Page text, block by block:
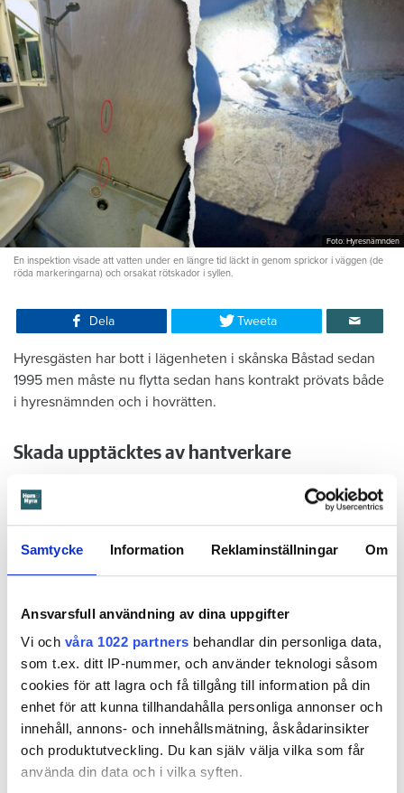
Samtycke Information Reklaminställningar Om
Ansvarsfull användning av dina uppgifter
Vi och våra 1022 partners behandlar din personliga data,
som t.ex. ditt IP-nummer, och använder teknologi såsom
cookies för att lagra och få tillgång till information på din
enhet för att kunna tillhandahålla personliga annonser och
innehåll, annons- och innehållsmätning, åskådarinsikter
och produktutveckling. Du kan själv välja vilka som får
använda din data och i vilka syften.
Foto: Hyresnämnden
En inspektion visade att vatten under en längre tid läckt in genom sprickor i väggen (de
röda markeringarna) och orsakat rötskador i syllen.
Dela Tweeta
Hyresgästen har bott i lägenheten i skånska Båstad sedan
1995 men måste nu flytta sedan hans kontrakt prövats både
i hyresnämnden och i hovrätten.
Skada upptäcktes av hantverkare
duschmunstycke under hösten förra året som en spricka i
plastmattan på väggen i duschen upptäcktes. Strax efter
detta lät värden ett företag göra en besiktning av
vattenskador.
Därför sade den privata hyresvärden upp hyreskontraktet
med hänvisning till att hyresgästen inte iakttagit sin så
kallade vårdplikt (se faktaruta). Eftersom han inte gick med
på att flytta fick hyresnämnden i Malmö pröva
uppsägningen.